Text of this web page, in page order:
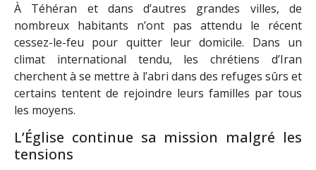
À Téhéran et dans d’autres grandes villes, de
nombreux habitants n’ont pas attendu le récent
cessez-le-feu pour quitter leur domicile. Dans un
climat international tendu, les chrétiens d’Iran
cherchent à se mettre à l’abri dans des refuges sûrs et
certains tentent de rejoindre leurs familles par tous
les moyens.
L’Église continue sa mission malgré les
tensions